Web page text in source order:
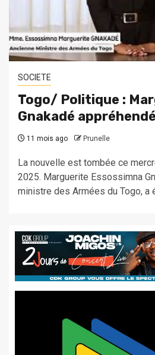
SOCIETE
Togo/ Politique :
Gnakadé
11 mois ago Prunelle
La nouvelle est tombée ce
2025. Marguerite Essossimna
ministre des Armées du Togo, a